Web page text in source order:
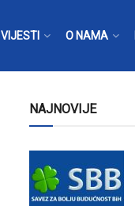
VIJESTI O NAMA
NAJNOVIJE